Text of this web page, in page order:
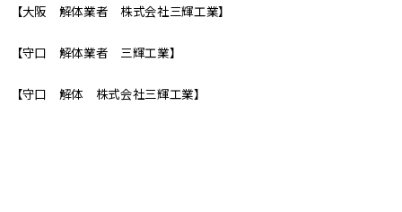
【大阪 解体業者 株式会社三輝工業】
【守口 解体業者 三輝工業】
【守口 解体 株式会社三輝工業】